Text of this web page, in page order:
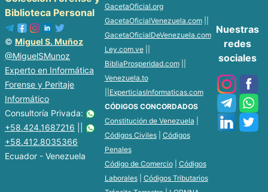
Biblioteca Personal
© Miguel S. Muñoz
@MiguelSMunoz
Experto en Informática
Forense y Peritaje
Informático
Consultoría Privada:
+58.424.1687216
+58.412.8035366
Ecuador - Venezuela
GacetaOficial.org
GacetaOficialVenezuela.com||
GacetaOficialDeVenezuela.com
Ley.com.ve||
BibliaProsperidad.com||
Venezuela.to
ExperticiasInformaticas.com
CÓDIGOS CONCORDADOS
Constitución de Venezuela
Códigos Civiles| Códigos
Penales
Código de Comercio| Códigos
Laborales| Códigos Tributarios
Nuestras
redes
sociales